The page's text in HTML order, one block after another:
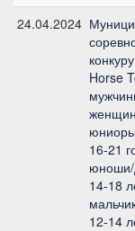
24.04.2024
Horse
16-21
юноши/
14-18
12-14